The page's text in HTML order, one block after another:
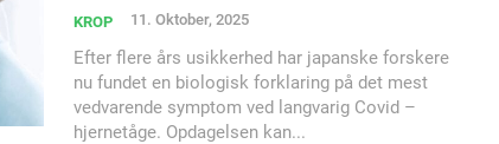
YEARLY PRICING
KROP 11. Oktober, 2025
Efter flere års usikkerhed har japanske forskere
nu fundet en biologisk forklaring på det mest
vedvarende symptom ved langvarig Covid –
hjernetåge. Opdagelsen kan...